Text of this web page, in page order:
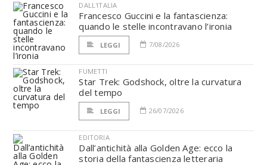
DALL'ITALIA
Francesco Guccini e la fantascienza:
quando le stelle incontravano l’ironia
LEGGI 7/08/2026
FUMETTI
Star Trek: Godshock, oltre la curvatura
del tempo
LEGGI 26/07/2026
EDITORIA
Dall’antichità alla Golden Age: ecco la
storia della fantascienza letteraria